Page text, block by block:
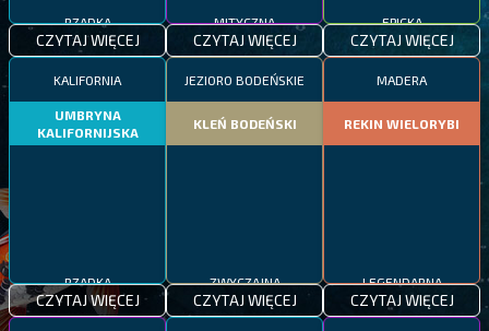
RZADKA
CZYTAJ WIĘCEJ
MITYCZNA
CZYTAJ WIĘCEJ
EPICKA
CZYTAJ WIĘCEJ
KALIFORNIA
UMBRYNA
KALIFORNIJSKA
RZADKA
CZYTAJ WIĘCEJ
JEZIORO BODEŃSKIE
KLEŃ BODEŃSKI
ZWYCZAJNA
CZYTAJ WIĘCEJ
MADERA
REKIN WIELORYBI
LEGENDARNA
CZYTAJ WIĘCEJ